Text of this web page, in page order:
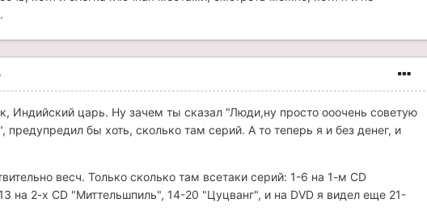
Индийский царь. Ну зачем ты сказал "Люди,ну просто ооочень советую
предупредил бы хоть, сколько там серий. А то теперь я и без денег, и
весч. Только сколько там всетаки серий: 1-6 на 1-м CD
на 2-х CD "Миттельшпиль", 14-20 "Цуцванг", и на DVD я видел еще 21-